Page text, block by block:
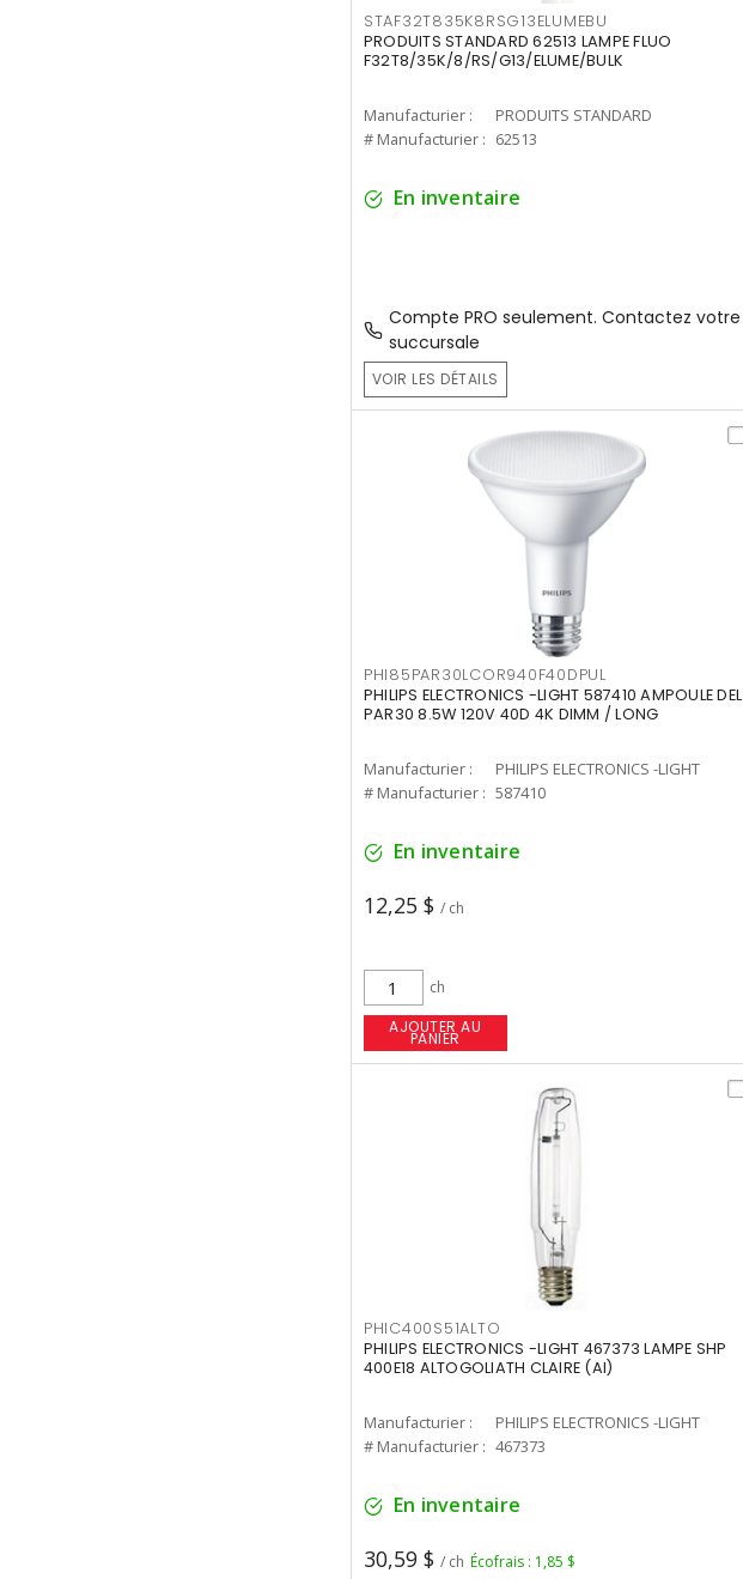
STAF32T835K8RSG13ELUMEBU
PRODUITS STANDARD 62513 LAMPE FLUO
F32T8/35K/8/RS/G13/ELUME/BULK
Manufacturier :
PRODUITS STANDARD
# Manufacturier : 62513
En inventaire
Compte PRO seulement. Contactez votre
succursale
VOIR LES DÉTAILS
PHI85PAR30LCOR940F40DPUL
PHILIPS ELECTRONICS -LIGHT 587410 AMPOULE DEL
PAR30 8.5W 120V 40D 4K DIMM / LONG
Manufacturier :
PHILIPS ELECTRONICS -LIGHT
# Manufacturier : 587410
En inventaire
12,25 $ / ch
ch
AJOUTER AU
PANIER
PHIC400S51ALTO
PHILIPS ELECTRONICS -LIGHT 467373 LAMPE SHP
400E18 ALTOGOLIATH CLAIRE (AI)
Manufacturier :
PHILIPS ELECTRONICS -LIGHT
# Manufacturier : 467373
En inventaire
30,59 $ / ch Écofrais : 1,85 $